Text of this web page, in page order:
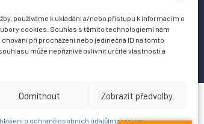
používáme k ukládání a/nebo přístupu k informacím o
cookies. Souhlas s těmito technologiemi nám
při procházení nebo jedinečná ID na tomto
může nepříznivě ovlivnit určité vlastnosti a
Odmítnout Zobrazit předvolby
o ochraně osobních údajůImpresum